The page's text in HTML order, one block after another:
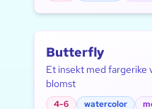
Butterfly
Et insekt med fargerike
blomst
4-6 watercolor